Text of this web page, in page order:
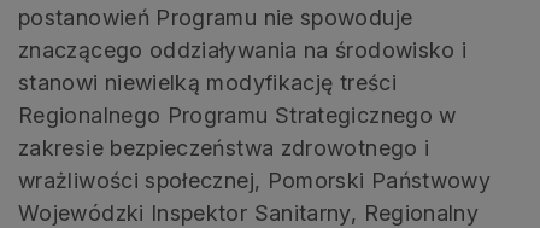
postanowień Programu nie spowoduje
znaczącego oddziaływania na środowisko i
stanowi niewielką modyfikację treści
Regionalnego Programu Strategicznego w
zakresie bezpieczeństwa zdrowotnego i
wrażliwości społecznej, Pomorski Państwowy
Wojewódzki Inspektor Sanitarny, Regionalny